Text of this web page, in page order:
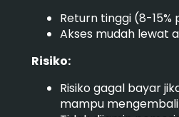
Return tinggi (8-15%
Akses mudah lewat
Risiko:
Risiko gagal bayar
mampu